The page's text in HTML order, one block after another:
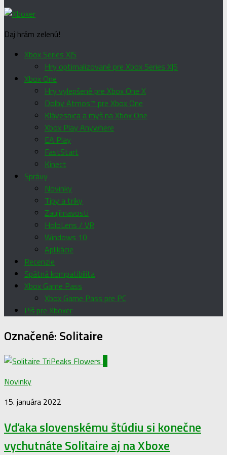
Daj hrám zelenú!
Xbox Series X|S
Hry optimalizované pre Xbox Series X|S
Xbox One
Hry vylepšené pre Xbox One X
Dolby Atmos™ pre Xbox One
Klávesnica a myš na Xbox One
Xbox Play Anywhere
EA Play
FastStart
Kinect
Správy
Novinky
Tipy a triky
Zaujímavosti
HoloLens / VR
Windows 10
Aplikácie
Recenzie
Spätná kompatibilita
Xbox Game Pass
Xbox Game Pass pre PC
Píš pre Xboxer
Označené:Solitaire
Novinky
15. januára 2022
Vďaka slovenskému štúdiu si konečne
vychutnáte Solitaire aj na Xboxe